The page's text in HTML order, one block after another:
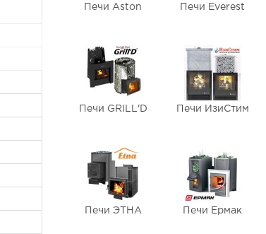
Печи Aston Печи Everest
Печи GRILL'D Печи ИзиСтим
Печи ЭТНА Печи Ермак